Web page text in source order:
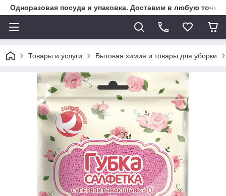
Одноразовая посуда и упаковка. Доставим в любую точку
Товары и услуги Бытовая химия и товары для уборки